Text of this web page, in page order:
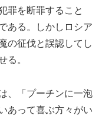
罪を断罪すること
ある。しかしロシア
の征伐と誤認してし
る。
、「プーチンに一泡
あって喜ぶ方々がい